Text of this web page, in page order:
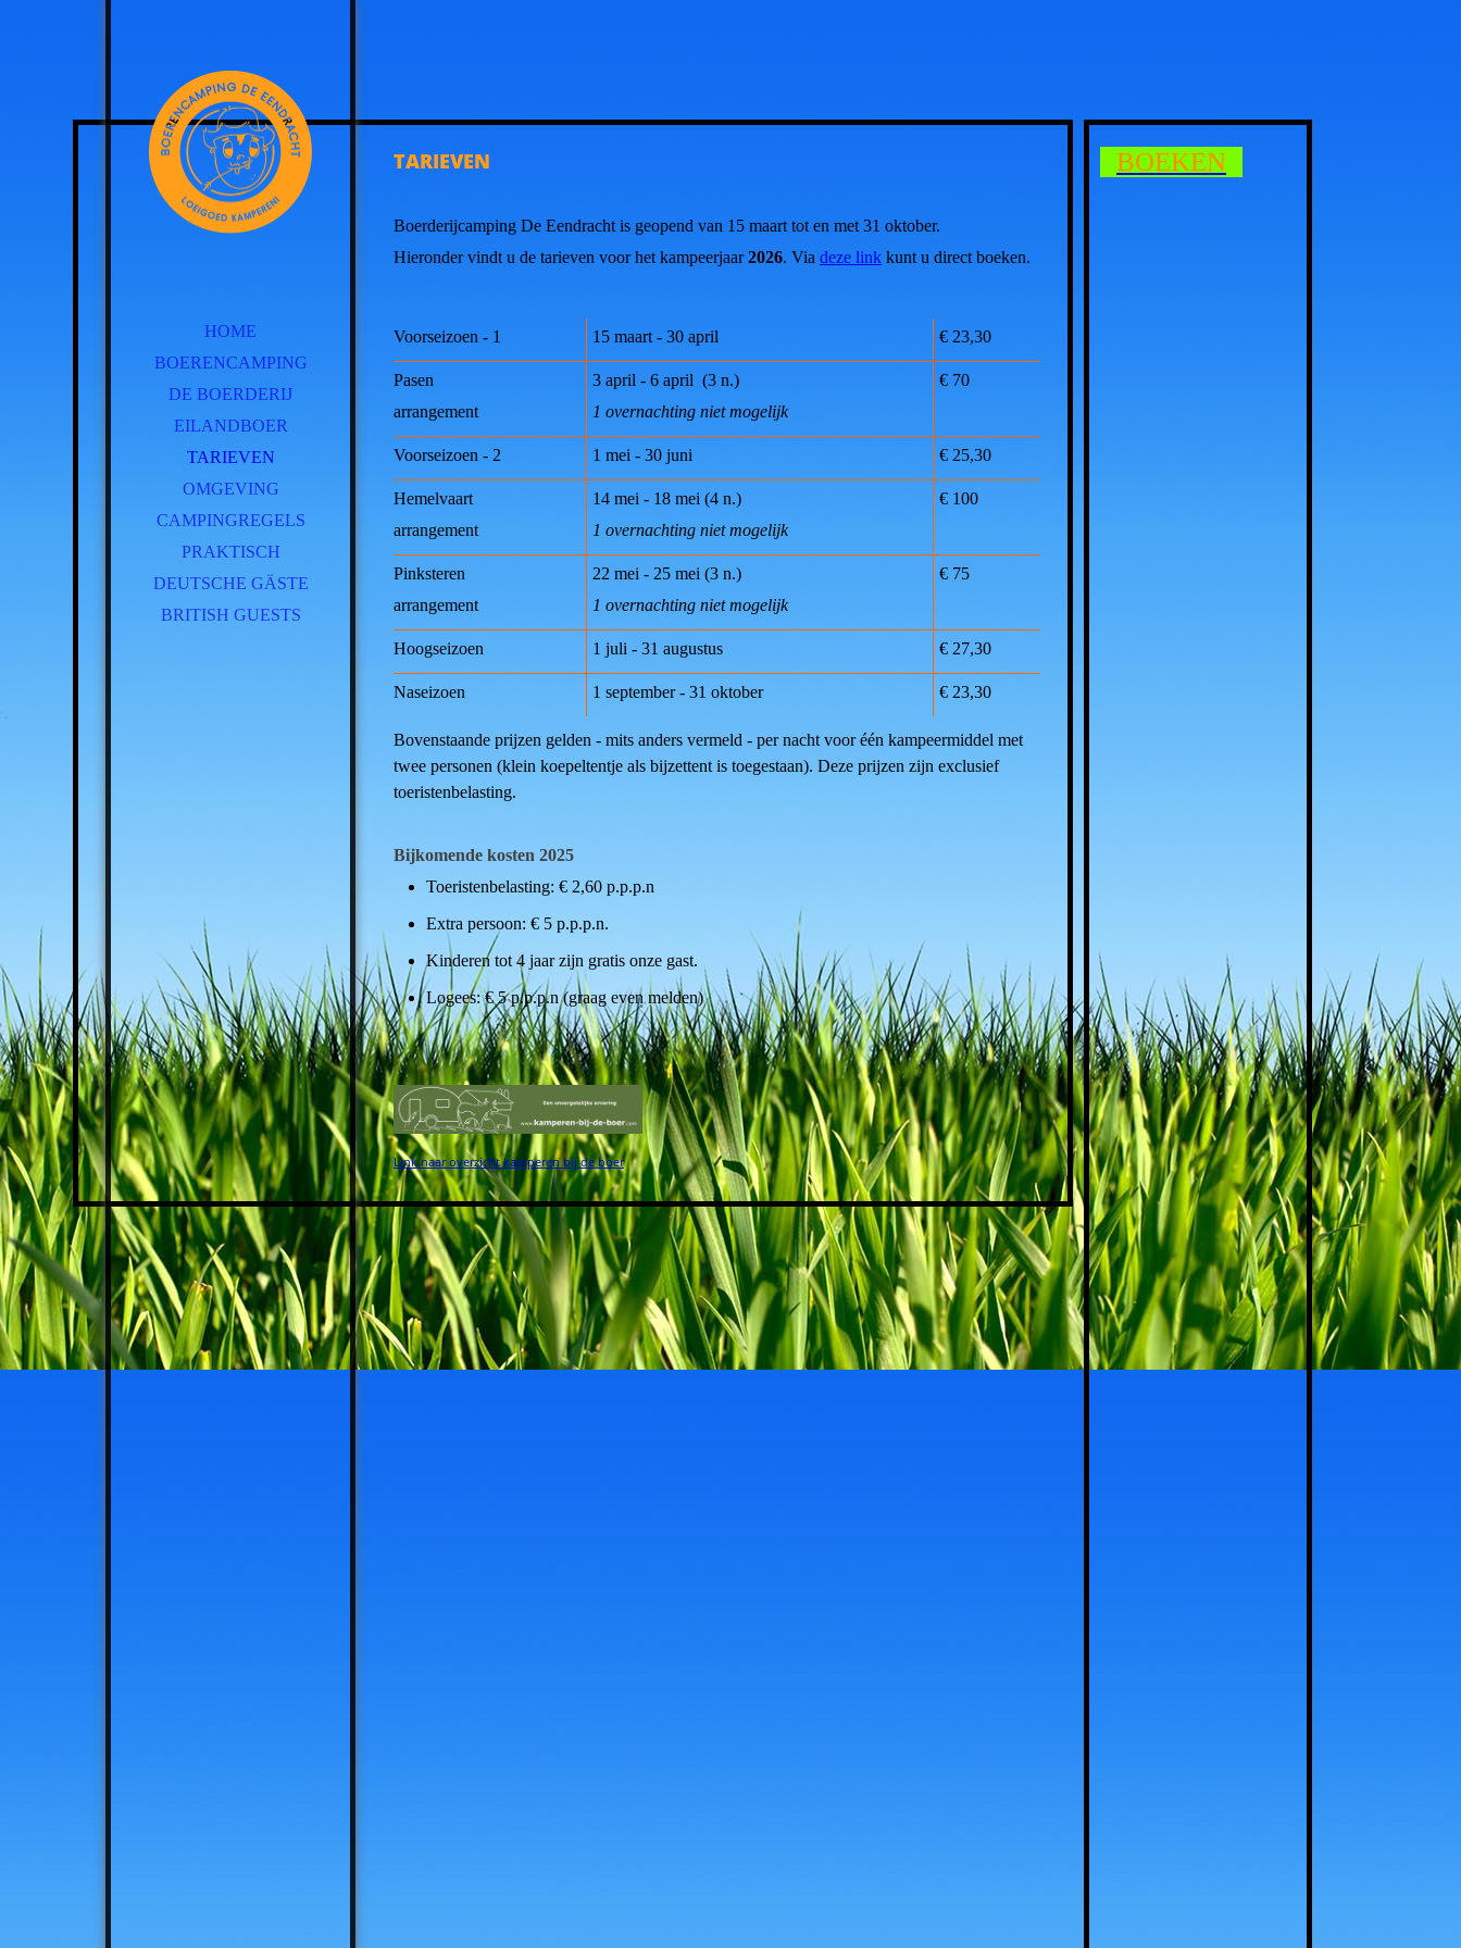
HOME
BOERENCAMPING
DE BOERDERIJ
EILANDBOER
TARIEVEN
OMGEVING
CAMPINGREGELS
PRAKTISCH
DEUTSCHE GÄSTE
BRITISH GUESTS
TARIEVEN
Boerderijcamping De Eendracht is geopend van 15 maart tot en met 31 oktober.
Hieronder vindt u de tarieven voor het kampeerjaar2026. Via deze link kunt u direct boeken.
Voorseizoen - 1 15 maart - 30 april € 23,30
Pasen
arrangement
3 april - 6 april (3 n.)
1 overnachting niet mogelijk
€ 70
Voorseizoen - 2 1 mei - 30 juni € 25,30
Hemelvaart
arrangement
14 mei - 18 mei (4 n.)
1 overnachting niet mogelijk
€ 100
Pinksteren
arrangement
22 mei - 25 mei (3 n.)
1 overnachting niet mogelijk
€ 75
Hoogseizoen 1 juli - 31 augustus € 27,30
Naseizoen 1 september - 31 oktober € 23,30
Bovenstaande prijzen gelden - mits anders vermeld - per nacht voor één kampeermiddel met
twee personen (klein koepeltentje als bijzettent is toegestaan). Deze prijzen zijn exclusief
toeristenbelasting.
Bijkomende kosten 2025
Toeristenbelasting: € 2,60 p.p.p.n
Extra persoon: € 5 p.p.p.n.
Kinderen tot 4 jaar zijn gratis onze gast.
Logees: € 5 p.p.p.n (graag even melden)
Link naar overzicht kamperen bij de boer
BOEKEN
zomer kamperen